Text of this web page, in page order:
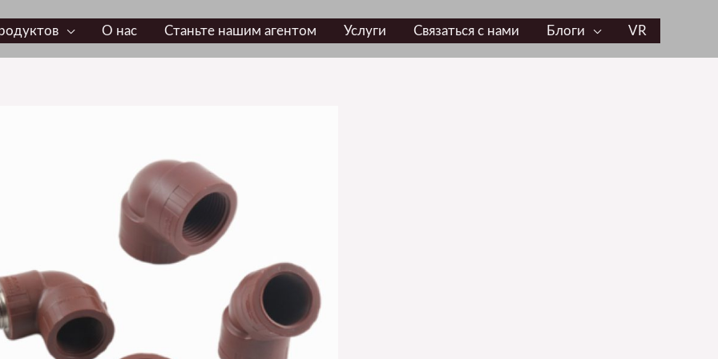
О нас Станьте нашим агентом Услуги Связаться с нами Блоги VR